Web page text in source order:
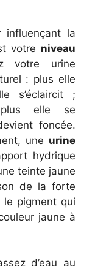
influençant la
votre niveau
votre urine
: plus elle
s’éclaircit ;
elle se
foncée.
une urine
hydrique
teinte jaune
de la forte
le pigment qui
jaune à
d’eau au